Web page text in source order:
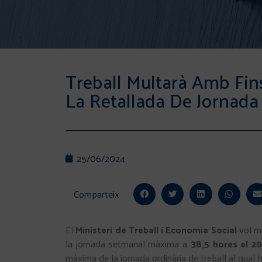
Treball Multarà Amb
La Retallada De Jornada
25/06/2024
Comparteix
El Ministeri de Treball i Economia Social vol
la jornada setmanal màxima a 38,5 hores el
màxima de la jornada ordinària de treball al qual